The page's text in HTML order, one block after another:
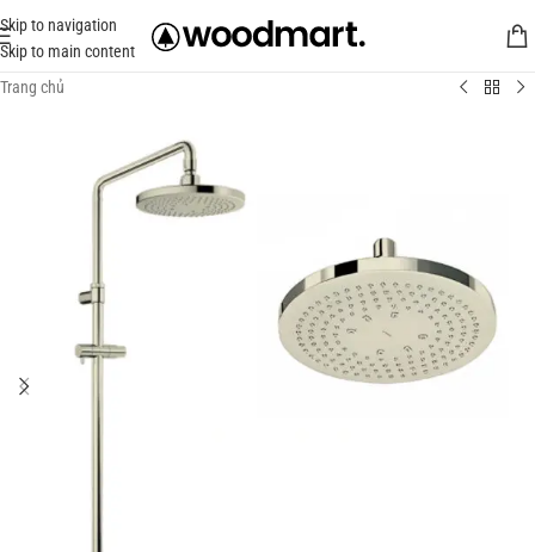
Skip to navigation
Skip to main content
Trang chủ